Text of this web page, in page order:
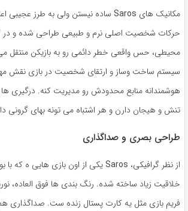
مکانیک های Saros ساده نیستن ولی به طرز عجیبی
حرکات شخصیت اصلی نرم و طبیعی طراحی شده و در
محیطی، حس واقعی خطر دائمی رو به بازیکن منتقل
سیستم ساخت وساز و ارتقای شخصیت در بازی نقش
هوشمندانه منابع محدودش رو مدیریت کنه. درگیری
تنش و هیجان دارن و هر اشتباه می تونه بهای گرونی
طراحی بصری و صداگذاری
از نظر گرافیکی، Sarosیکی از اون بازی هایی ه که با
خلاقیت زیاد ساخته شده. رنگ بندی ها فوق العاده،
فریم بازی مثل یه کارت پستال زنده ست. صداگذاری